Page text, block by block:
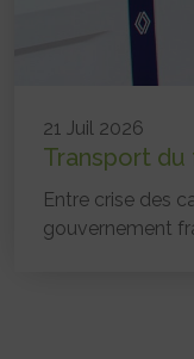
21 Juil 2026
Transport du
Entre crise des
gouvernement